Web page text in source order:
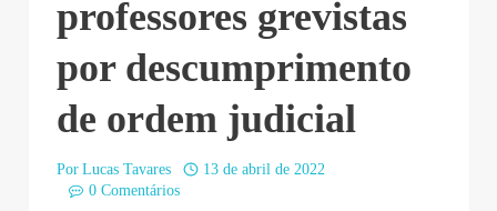
professores grevistas
por descumprimento
de ordem judicial
Por Lucas Tavares
13 de abril de 2022
0 Comentários